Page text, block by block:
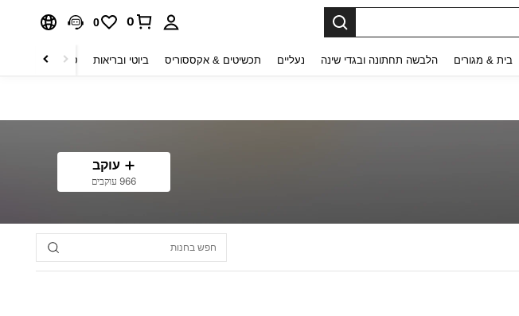
0
0
בית & מגורים הלבשה תחתונה ובגדי שינה נעליים תכשיטים & אקססוריס ביוטי ובריאות טקסטיל לבית
עוקב
966 עוקבים